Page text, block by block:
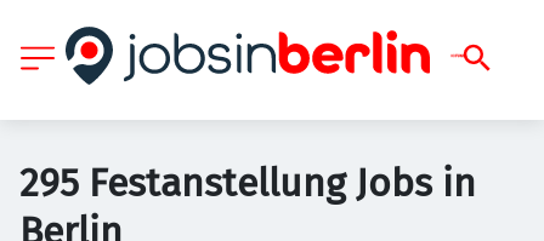
295 Festanstellung Jobs in
Berlin